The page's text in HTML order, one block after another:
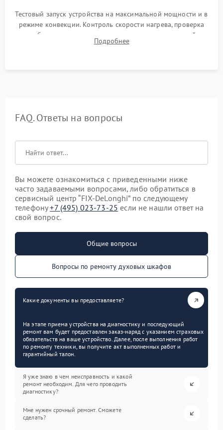
Тестовый запуск устройства на максимальной мощности и в
режиме конвекции. Контроль скорости нагрева, проверка
срабатывания термостата при достижении заданной
температуры и тест на отсутствие утечек тока.
Подробнее
FAQ. Ответы на вопросы
Вы можете ознакомиться с приведенными ниже
часто задаваемыми вопросами, либо обратиться в
сервисный центр “FIX-DeLonghi” по следующему
телефону+7 (495) 023-73-25 если не нашли ответ на
свой вопрос.
Общие вопросы
Вопросы по ремонту духовых шкафов
Какие документы вы предоставляете?
На этапе приема устройства на диагностику и последующий
ремонт вам будет предоставлен заказ-наряд с указанием страховых
обязательств на ваше устройство. Далее, после выполнения работ
по ремонту техники, вы получите акт выполненных работ и
гарантийный талон.
Я уже знаю в чем неисправность и какой
ремонт необходим. Для чего проводить
диагностику?
Мне нужен срочный ремонт. Сможете
сделать?